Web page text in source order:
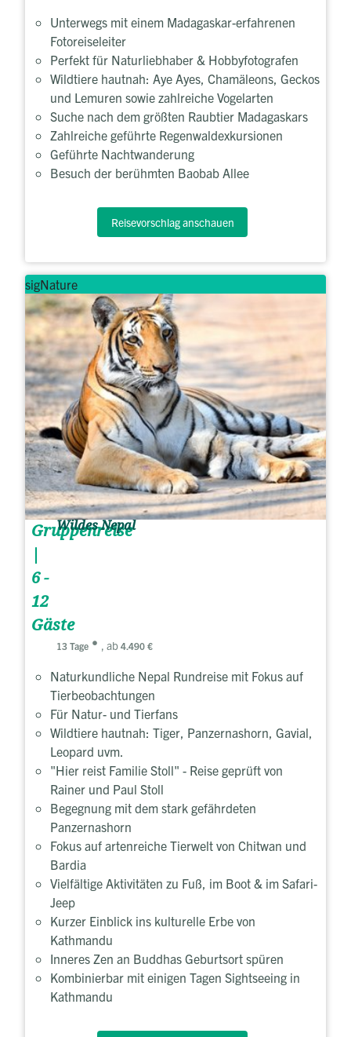
Unterwegs mit einem Madagaskar-erfahrenen
Fotoreiseleiter
Perfekt für Naturliebhaber & Hobbyfotografen
Wildtiere hautnah: Aye Ayes, Chamäleons, Geckos
und Lemuren sowie zahlreiche Vogelarten
Suche nach dem größten Raubtier Madagaskars
Zahlreiche geführte Regenwaldexkursionen
Geführte Nachtwanderung
Besuch der berühmten Baobab Allee
Reisevorschlag anschauen
sigNature
Gruppenreise
|
6 -
12
Gäste
Wildes Nepal
13 Tage , ab 4.490 €
Naturkundliche Nepal Rundreise mit Fokus auf
Tierbeobachtungen
Für Natur- und Tierfans
Wildtiere hautnah: Tiger, Panzernashorn, Gavial,
Leopard uvm.
"Hier reist Familie Stoll" - Reise geprüft von
Rainer und Paul Stoll
Begegnung mit dem stark gefährdeten
Panzernashorn
Fokus auf artenreiche Tierwelt von Chitwan und
Bardia
Vielfältige Aktivitäten zu Fuß, im Boot & im Safari-
Jeep
Kurzer Einblick ins kulturelle Erbe von
Kathmandu
Inneres Zen an Buddhas Geburtsort spüren
Kombinierbar mit einigen Tagen Sightseeing in
Kathmandu